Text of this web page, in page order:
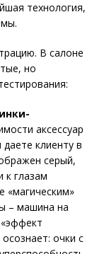
технология,
В салоне
но
аксессуар
клиенту в
серый,
к глазам
«магическим»
– машина на
очки с